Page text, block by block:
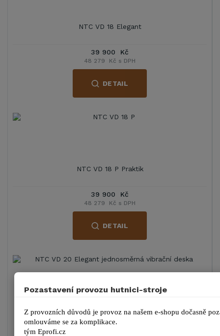
NTC VD 18 Elegant
39 900 Kč
48 279 Kč s DPH
DETAIL
NTC VD 18 P Praktik
39 900 Kč
48 279 Kč s DPH
DETAIL
NTC VD 20 Elegant
Pozastavení provozu hutnici-stroje
Z provozních důvodů je provoz na našem e-shopu dočasně
omlouváme se za komplikace.
tým Eprofi.cz